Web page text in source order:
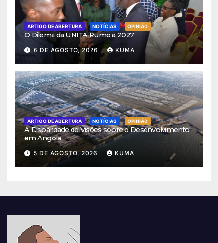
ARTIGO DE ABERTURA NOTÍCIAS OPINIÃO
O Dilema da UNITA Rumo a 2027
6 DE AGOSTO, 2026 KUMA
ARTIGO DE ABERTURA NOTÍCIAS OPINIÃO
A Disparidade de Visões sobre o Desenvolvimento
em Angola
5 DE AGOSTO, 2026 KUMA